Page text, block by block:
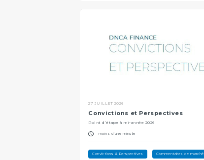
27 JUILLET 2026
Convictions et Perspectives
Point d’étape à mi-année 2026
moins d'une minute
Convictions & Perspectives Commentaires de marché